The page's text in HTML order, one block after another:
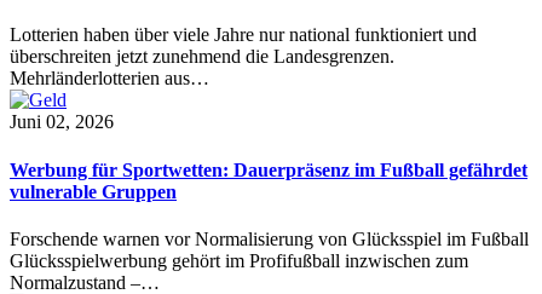
Lotterien haben über viele Jahre nur national funktioniert und
überschreiten jetzt zunehmend die Landesgrenzen.
Mehrländerlotterien aus…
Juni 02, 2026
Werbung für Sportwetten: Dauerpräsenz im Fußball gefährdet
vulnerable Gruppen
Forschende warnen vor Normalisierung von Glücksspiel im Fußball
Glücksspielwerbung gehört im Profifußball inzwischen zum
Normalzustand –…